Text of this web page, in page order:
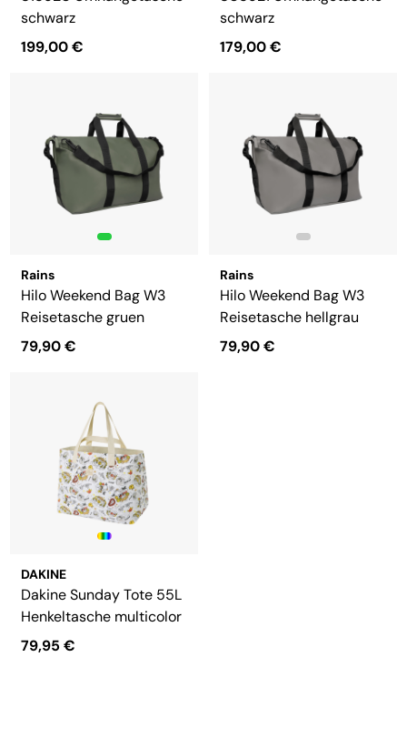
schwarz
199,00 €
schwarz
179,00 €
Rains
Hilo Weekend Bag W3
Reisetasche gruen
79,90 €
Rains
Hilo Weekend Bag W3
Reisetasche hellgrau
79,90 €
DAKINE
Dakine Sunday Tote 55L
Henkeltasche multicolor
79,95 €